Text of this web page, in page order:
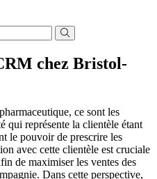
chez Bristol-
ce sont les
qui représente la clientèle étant
le pouvoir de prescrire les
avec cette clientèle est cruciale
de maximiser les ventes des
Dans cette perspective,